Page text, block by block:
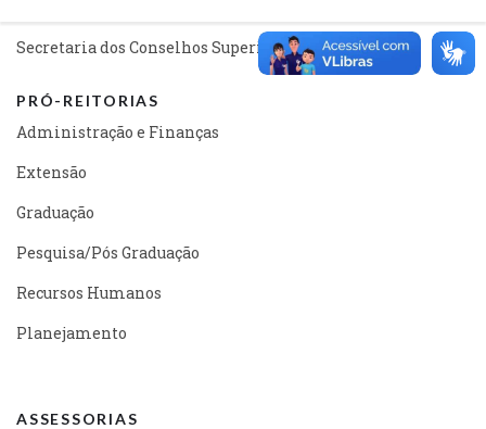
Secretaria dos Conselhos Superiores
PRÓ-REITORIAS
Administração e Finanças
Extensão
Graduação
Pesquisa/Pós Graduação
Recursos Humanos
Planejamento
ASSESSORIAS